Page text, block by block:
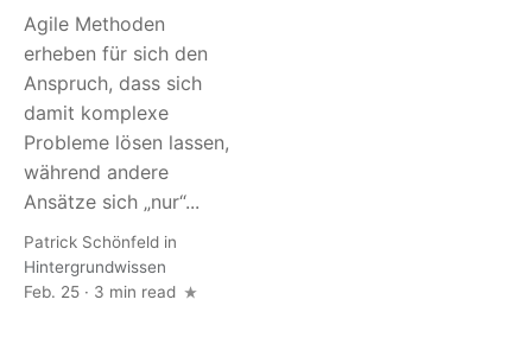
Agile Methoden
erheben für sich den
Anspruch, dass sich
damit komplexe
Probleme lösen lassen,
während andere
Ansätze sich „nur“...
Patrick Schönfeld in
Hintergrundwissen
Feb. 25 · 3 min read